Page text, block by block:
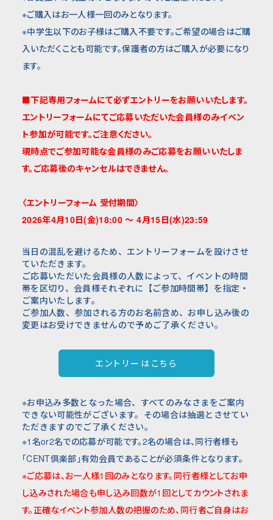
※ご購入はお一人様一回のみとなります。
※中学生以下のお子様はご購入不要です。ご希望の場合はご購
入いただくことも可能です。保護者の方はご購入が必要になり
ます。
■下記専用フォームにて必ずエントリーをお願いいたします。
エントリーフォームにてご応募いただいた会員様のみイベン
ト参加が可能です。ご注意ください。
現時点でご参加可能な会員様のみご応募をお願いいたしま
す。ご応募後のキャンセルはできません。
〈エントリーフォーム 受付期間〉
2026年4月10日(金)18:00 ～ 4月15日(水)23:59
当日の混乱を避けるため、エントリーフォームを設けさせ
ていただきます。
ご応募いただいた会員様の人数によって、イベントの時間
帯を区切り、会員様それぞれに【ご参加時間帯】を指定・
ご案内いたします。
ご参加人数、参加される方のお名前含め、お申し込み後の
変更はお受けできませんので予めご了承ください。
エントリーはこちら
※お申込み多数となった場合、すべてのみなさまをご案内
できない可能性がございます。その場合は抽選とさせてい
ただきますのでご了承ください。
※1名or2名での応募が可能です。2名の場合は、同行者様も
「CENT倶楽部」有効会員であることが必須条件となります。
※ご応募は、お一人様1回のみとなります。同行者様としてお申
し込みされた場合も申し込み回数が1回としてカウントされま
す。正確なイベント参加人数の把握のため、同行者ご自身はお